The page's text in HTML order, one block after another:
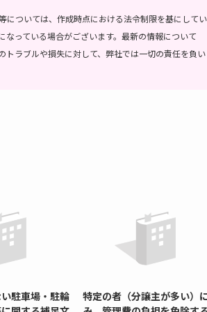
については、作成時点における法令制限を基にしてい
っている場合がございます。最新の情報について
トラブルや損失に対して、弊社では一切の責任を負い
駐車場・駐輪
特定の者（分譲主が多い）